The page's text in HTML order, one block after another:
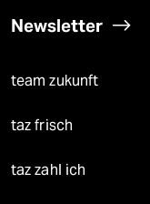
Newsletter
team zukunft
taz frisch
taz zahl ich